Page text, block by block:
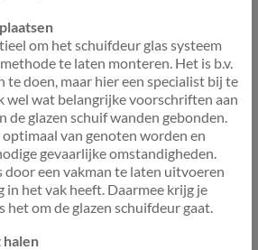
om het schuifdeur glas systeem
te laten monteren. Het is b.v.
te doen, maar hier een specialist bij te
wel wat belangrijke voorschriften aan
de glazen schuif wanden gebonden.
van genoten worden en
gevaarlijke omstandigheden.
door een vakman te laten uitvoeren
in het vak heeft. Daarmee krijg je
het om de glazen schuifdeur gaat.